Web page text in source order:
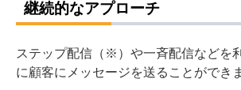
継続的なアプローチ
ステップ配信（※）や一斉配信などを
に顧客にメッセージを送ることができ